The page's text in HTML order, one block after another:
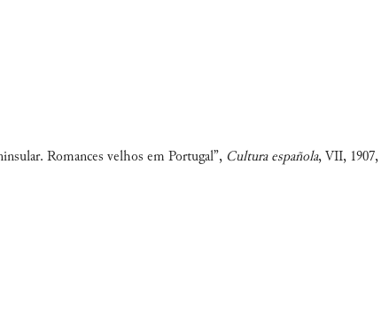
Romances velhos em Portugal”, Cultura española, VII, 1907,